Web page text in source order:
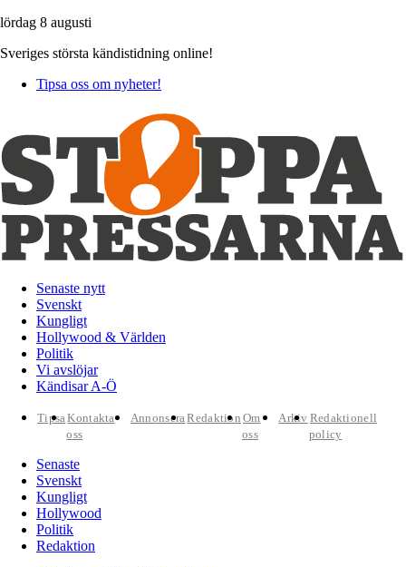
lördag 8 augusti
Sveriges största kändistidning online!
Tipsa oss om nyheter!
Senaste nytt
Svenskt
Kungligt
Hollywood & Världen
Politik
Vi avslöjar
Kändisar A-Ö
TipsaKontakta
oss
AnnonseraRedaktion Om
oss
Arkiv Redaktionell
policy
Senaste
Svenskt
Kungligt
Hollywood
Politik
Redaktion